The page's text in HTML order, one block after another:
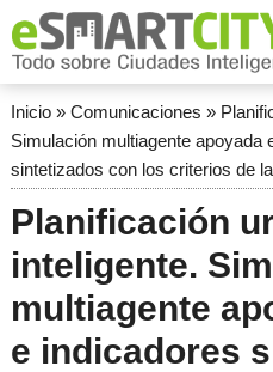
Inicio» Comunicaciones »
Simulación multiagente apoyada
sintetizados con los criterios de
Planificación
inteligente.
multiagente
e indicadores